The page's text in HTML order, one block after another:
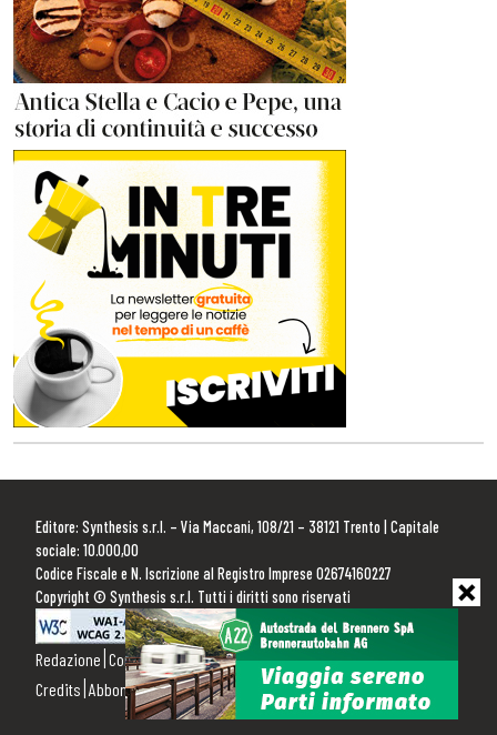
Editore: Synthesis s.r.l. – Via Maccani, 108/21 – 38121 Trento | Capitale
sociale: 10.000,00
Codice Fiscale e N. Iscrizione al Registro Imprese 02674160227
Copyright © Synthesis s.r.l. Tutti i diritti sono riservati
Redazione Contattaci Pubblicità Privacy Policy Cookie Policy
Credits Abbonamenti